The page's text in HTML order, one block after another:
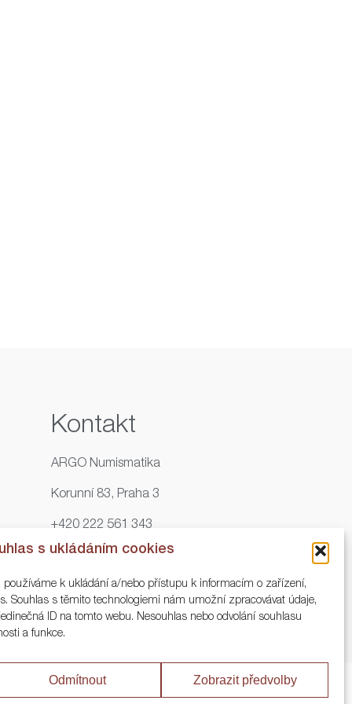
s ukládáním cookies
používáme k ukládání a/nebo přístupu k informacím o zařízení,
Souhlas s těmito technologiemi nám umožní zpracovávat údaje,
ID na tomto webu. Nesouhlas nebo odvolání souhlasu
a funkce.
Odmítnout Zobrazit předvolby
Kontakt
ARGO Numismatika
Korunní 83, Praha 3
+420 222 561 343
+420 773 025 117
info@numisargo.com